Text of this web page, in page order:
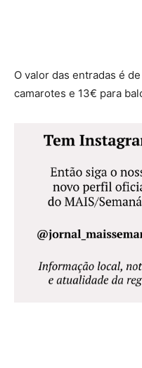
O valor das entradas é
camarotes e 13€ para